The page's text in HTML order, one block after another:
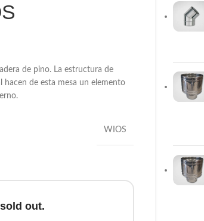
de pino. La estructura de
de esta mesa un elemento
WIOS
out.